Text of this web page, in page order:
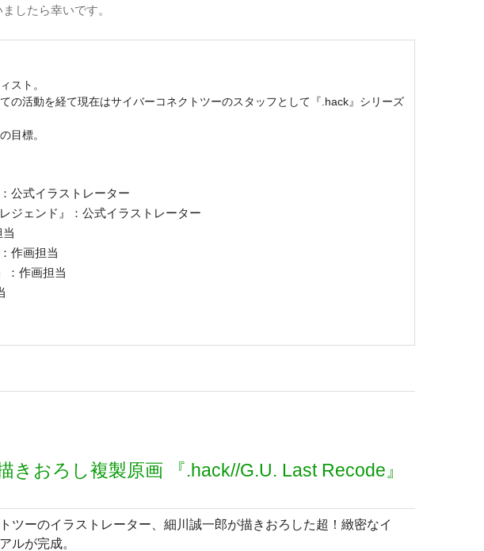
したら幸いです。
スト。
の活動を経て現在はサイバーコネクトツーのスタッフとして『.hack』シリーズ
目標。
公式イラストレーター
ジェンド』：公式イラストレーター
作画担当
：作画担当
きおろし複製原画 『.hack//G.U. Last Recode』
ツーのイラストレーター、細川誠一郎が描きおろした超！緻密なイ
ルが完成。